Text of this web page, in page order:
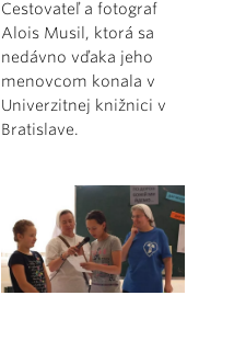
Cestovateľ a fotograf
Alois Musil, ktorá sa
nedávno vďaka jeho
menovcom konala v
Univerzitnej knižnici v
Bratislave.